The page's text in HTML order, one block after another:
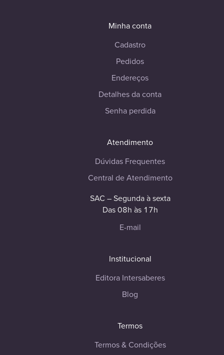
Minha conta
Cadastro
Pedidos
Endereços
Detalhes da conta
Senha perdida
Atendimento
Dúvidas Frequentes
Central de Atendimento
SAC – Segunda à sexta
Das 08h às 17h
E-mail
Institucional
Editora Intersaberes
Blog
Termos
Termos & Condições